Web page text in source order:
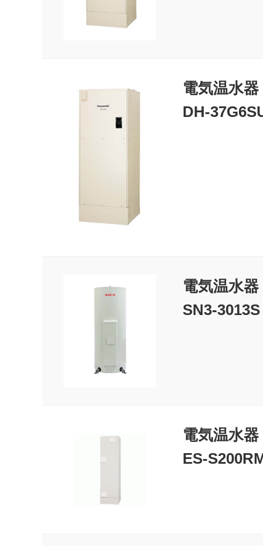
電気温水器
DH-
電気温水器
SN3-3013S
電気温水器
ES-